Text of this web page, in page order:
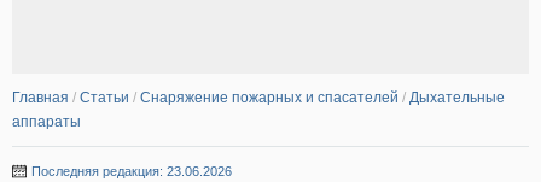
Главная / Статьи / Снаряжение пожарных и спасателей / Дыхательные
аппараты
Последняя редакция: 23.06.2026